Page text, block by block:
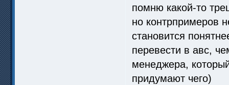
помню какой-то
но контрпримеров
становится
перевести в авс,
менеджера,
придумают чего)